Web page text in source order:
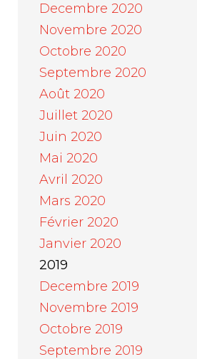
Decembre 2020
Novembre 2020
Octobre 2020
Septembre 2020
Août 2020
Juillet 2020
Juin 2020
Mai 2020
Avril 2020
Mars 2020
Février 2020
Janvier 2020
2019
Decembre 2019
Novembre 2019
Octobre 2019
Septembre 2019